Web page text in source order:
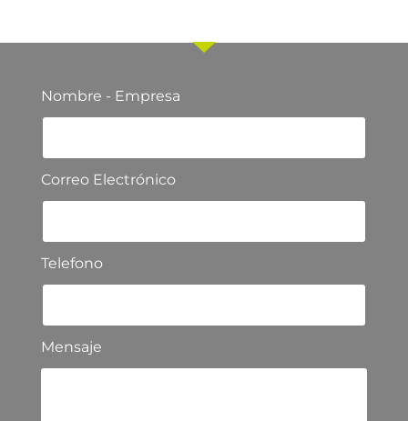
Nombre - Empresa
Correo Electrónico
Telefono
Mensaje